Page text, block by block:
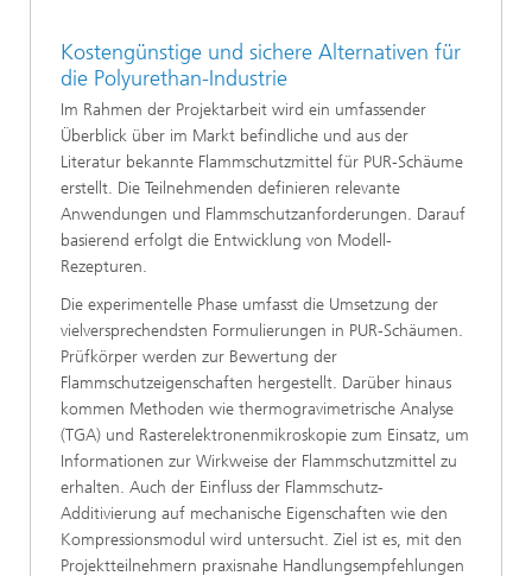
Kostengünstige und sichere Alternativen für
die Polyurethan-Industrie
Im Rahmen der Projektarbeit wird ein umfassender
Überblick über im Markt befindliche und aus der
Literatur bekannte Flammschutzmittel für PUR-Schäume
erstellt. Die Teilnehmenden definieren relevante
Anwendungen und Flammschutzanforderungen. Darauf
basierend erfolgt die Entwicklung von Modell-
Rezepturen.
Die experimentelle Phase umfasst die Umsetzung der
vielversprechendsten Formulierungen in PUR-Schäumen.
Prüfkörper werden zur Bewertung der
Flammschutzeigenschaften hergestellt. Darüber hinaus
kommen Methoden wie thermogravimetrische Analyse
(TGA) und Rasterelektronenmikroskopie zum Einsatz, um
Informationen zur Wirkweise der Flammschutzmittel zu
erhalten. Auch der Einfluss der Flammschutz-
Additivierung auf mechanische Eigenschaften wie den
Kompressionsmodul wird untersucht. Ziel ist es, mit den
Projektteilnehmern praxisnahe Handlungsempfehlungen